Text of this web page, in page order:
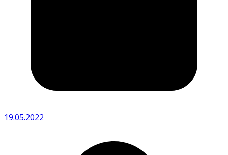
19.05.2022